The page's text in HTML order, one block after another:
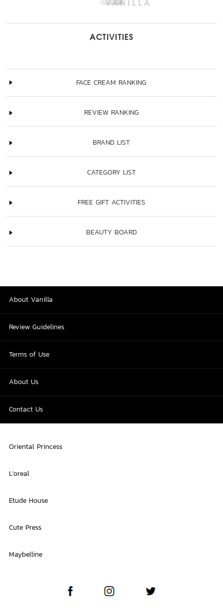
ACTIVITIES
FACE CREAM RANKING
REVIEW RANKING
BRAND LIST
CATEGORY LIST
FREE GIFT ACTIVITIES
BEAUTY BOARD
About Vanilla
Review Guidelines
Terms of Use
About Us
Contact Us
Oriental Princess
L'oreal
Etude House
Cute Press
Maybelline